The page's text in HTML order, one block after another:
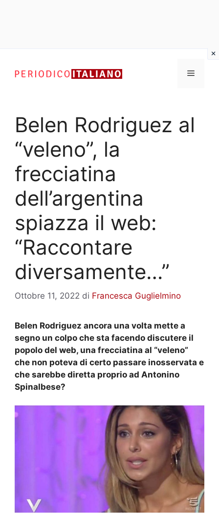
contenuto
Menu
Belen Rodriguez al
“veleno”, la
frecciatina
dell’argentina
spiazza il web:
“Raccontare
diversamente…”
Ottobre 11, 2022 di Francesca Guglielmino
Belen Rodriguez ancora una volta mette a
segno un colpo che sta facendo discutere il
popolo del web, una frecciatina al “veleno”
che non poteva di certo passare inosservata e
che sarebbe diretta proprio ad Antonino
Spinalbese?